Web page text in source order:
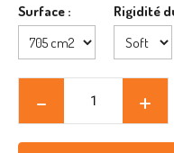
Surface : Rigidité